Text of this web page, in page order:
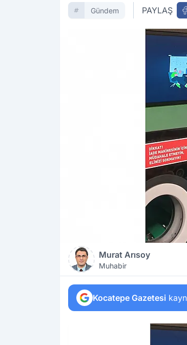
Gündem PAYLAŞ
Murat Arısoy
Muhabir
Kocatepe Gazetesi